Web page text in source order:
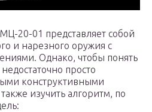
20-01 представляет собой
и нарезного оружия с
Однако, чтобы понять
просто
конструктивными
изучить алгоритм, по